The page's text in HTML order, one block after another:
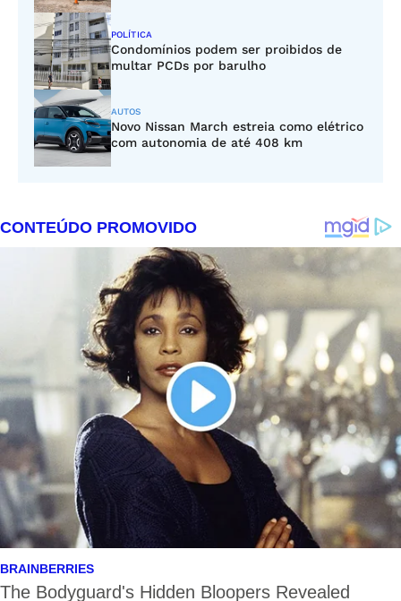
POLÍTICA
Condomínios podem ser proibidos de
multar PCDs por barulho
AUTOS
Novo Nissan March estreia como elétrico
com autonomia de até 408 km